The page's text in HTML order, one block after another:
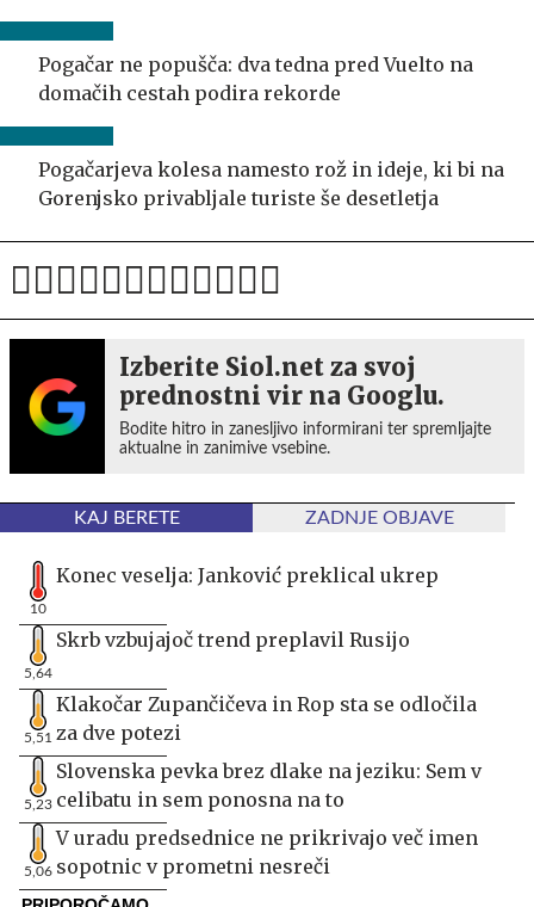
Pogačar ne popušča: dva tedna pred Vuelto na
domačih cestah podira rekorde
Pogačarjeva kolesa namesto rož in ideje, ki bi na
Gorenjsko privabljale turiste še desetletja
Izberite Siol.net za svoj
prednostni vir na Googlu.
Bodite hitro in zanesljivo informirani ter spremljajte
aktualne in zanimive vsebine.
KAJ BERETE ZADNJE OBJAVE
10
Konec veselja: Janković preklical ukrep
5,64
Skrb vzbujajoč trend preplavil Rusijo
5,51
Klakočar Zupančičeva in Rop sta se odločila
za dve potezi
5,23
Slovenska pevka brez dlake na jeziku: Sem v
celibatu in sem ponosna na to
5,06
V uradu predsednice ne prikrivajo več imen
sopotnic v prometni nesreči